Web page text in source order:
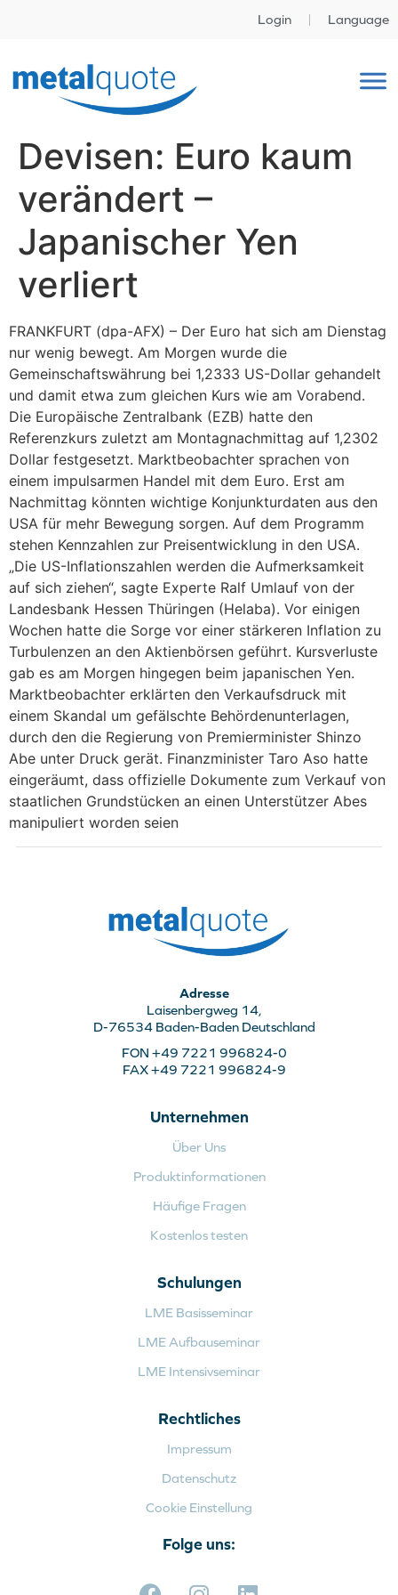
Login Language
Devisen: Euro kaum
verändert –
Japanischer Yen
verliert
FRANKFURT (dpa-AFX) – Der Euro hat sich am Dienstag
nur wenig bewegt. Am Morgen wurde die
Gemeinschaftswährung bei 1,2333 US-Dollar gehandelt
und damit etwa zum gleichen Kurs wie am Vorabend.
Die Europäische Zentralbank (EZB) hatte den
Referenzkurs zuletzt am Montagnachmittag auf 1,2302
Dollar festgesetzt. Marktbeobachter sprachen von
einem impulsarmen Handel mit dem Euro. Erst am
Nachmittag könnten wichtige Konjunkturdaten aus den
USA für mehr Bewegung sorgen. Auf dem Programm
stehen Kennzahlen zur Preisentwicklung in den USA.
„Die US-Inflationszahlen werden die Aufmerksamkeit
auf sich ziehen“, sagte Experte Ralf Umlauf von der
Landesbank Hessen Thüringen (Helaba). Vor einigen
Wochen hatte die Sorge vor einer stärkeren Inflation zu
Turbulenzen an den Aktienbörsen geführt. Kursverluste
gab es am Morgen hingegen beim japanischen Yen.
Marktbeobachter erklärten den Verkaufsdruck mit
einem Skandal um gefälschte Behördenunterlagen,
durch den die Regierung von Premierminister Shinzo
Abe unter Druck gerät. Finanzminister Taro Aso hatte
eingeräumt, dass offizielle Dokumente zum Verkauf von
staatlichen Grundstücken an einen Unterstützer Abes
manipuliert worden seien
Adresse
Laisenbergweg 14,
D-76534 Baden-Baden Deutschland
FON +49 7221 996824-0
FAX +49 7221 996824-9
Unternehmen
Über Uns
Produktinformationen
Häufige Fragen
Kostenlos testen
Schulungen
LME Basisseminar
LME Aufbauseminar
LME Intensivseminar
Rechtliches
Impressum
Datenschutz
Cookie Einstellung
Folge uns: